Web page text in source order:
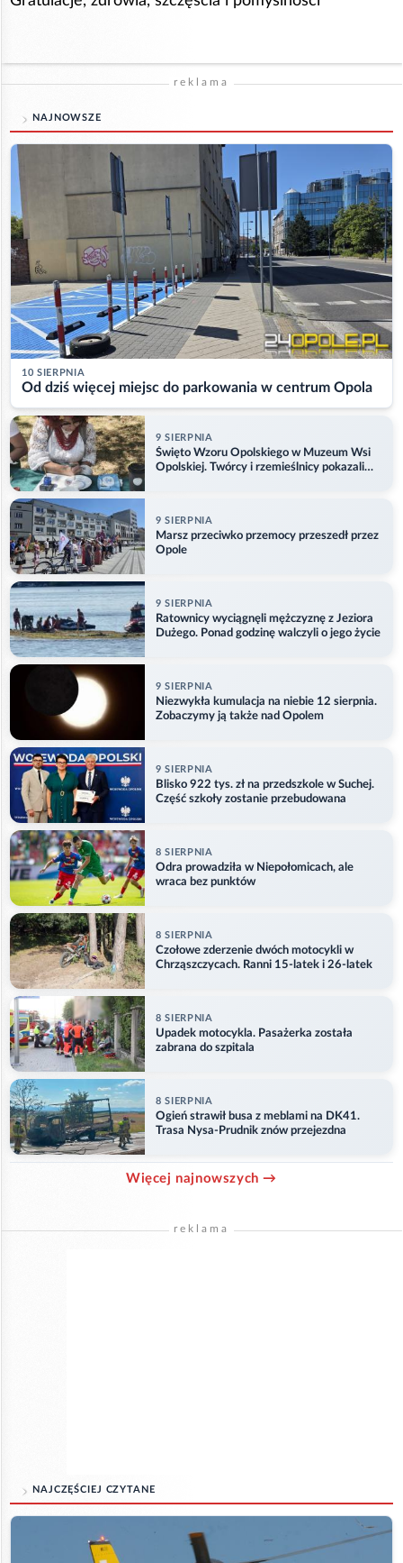
reklama
NAJNOWSZE
10 SIERPNIA
Od dziś więcej miejsc do parkowania w centrum Opola
9 SIERPNIA
Święto Wzoru Opolskiego w Muzeum Wsi
Opolskiej. Twórcy i rzemieślnicy pokazali
9 SIERPNIA
Marsz przeciwko przemocy przeszedł przez
Opole
9 SIERPNIA
Ratownicy wyciągnęli mężczyznę z Jeziora
Dużego. Ponad godzinę walczyli o jego życie
9 SIERPNIA
Niezwykła kumulacja na niebie 12 sierpnia.
Zobaczymy ją także nad Opolem
9 SIERPNIA
Blisko 922 tys. zł na przedszkole w Suchej.
Część szkoły zostanie przebudowana
8 SIERPNIA
Odra prowadziła w Niepołomicach, ale
wraca bez punktów
8 SIERPNIA
Czołowe zderzenie dwóch motocykli w
Chrząszczycach. Ranni 15-latek i 26-latek
8 SIERPNIA
Upadek motocykla. Pasażerka została
zabrana do szpitala
8 SIERPNIA
Ogień strawił busa z meblami na DK41.
Trasa Nysa-Prudnik znów przejezdna
Więcej najnowszych →
reklama
NAJCZĘŚCIEJ CZYTANE